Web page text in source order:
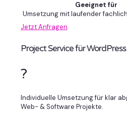
Geeignet für
Umsetzung mit laufender
Jetzt Anfragen
Project Service für
?
Individuelle Umsetzung für klar
Web- & Software Projekte.